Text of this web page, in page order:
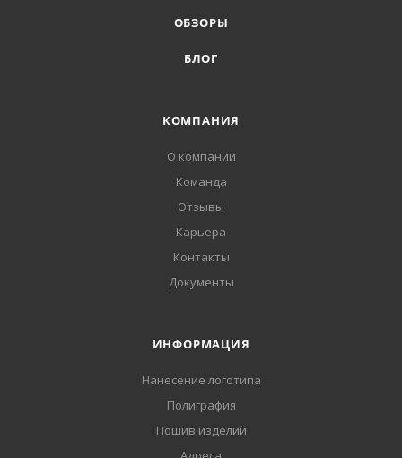
ОБЗОРЫ
БЛОГ
КОМПАНИЯ
О компании
Команда
Отзывы
Карьера
Контакты
Документы
ИНФОРМАЦИЯ
Нанесение логотипа
Полиграфия
Пошив изделий